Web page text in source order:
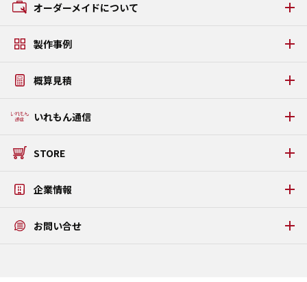
AAタイプ
GZタイプ
うまい棒ケース
オーダーメイドについて
素材・パーツについて
製作事例
ソフトケース・タブレットケース製作事例
プラダンケース製作事例
概算見積
いれもん通信
いれもん通信 バックナンバー
STORE
企業情報
アクテックについて
お問い合せ